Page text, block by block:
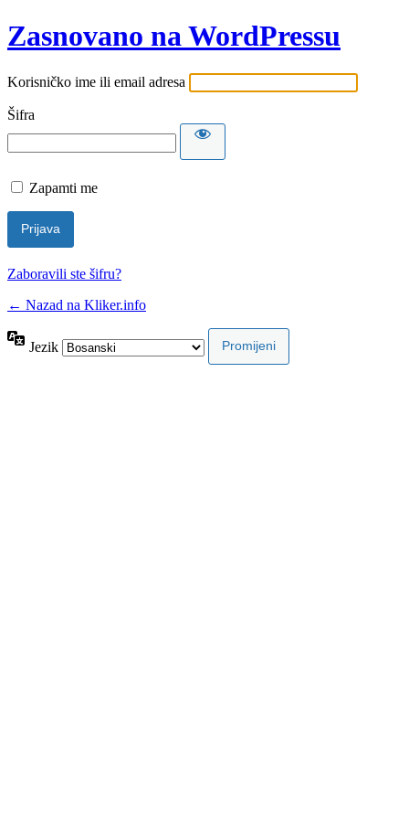
Zasnovano na WordPressu
Korisničko ime ili email adresa
Šifra
Zapamti me
Zaboravili ste šifru?
← Nazad na Kliker.info
Jezik